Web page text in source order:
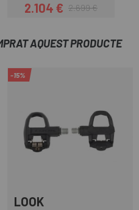
Preu
2.104 €Preu regular
2.699 €
AQUEST PRODUCTE
-15%
LOOK